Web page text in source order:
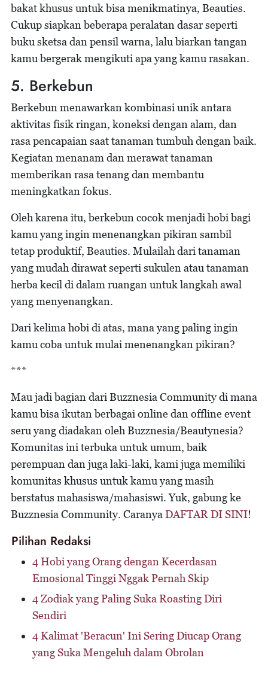
bakat khusus untuk bisa menikmatinya, Beauties.
Cukup siapkan beberapa peralatan dasar seperti
buku sketsa dan pensil warna, lalu biarkan tangan
kamu bergerak mengikuti apa yang kamu rasakan.
5. Berkebun
Berkebun menawarkan kombinasi unik antara
aktivitas fisik ringan, koneksi dengan alam, dan
rasa pencapaian saat tanaman tumbuh dengan baik.
Kegiatan menanam dan merawat tanaman
memberikan rasa tenang dan membantu
meningkatkan fokus.
Oleh karena itu, berkebun cocok menjadi hobi bagi
kamu yang ingin menenangkan pikiran sambil
tetap produktif, Beauties. Mulailah dari tanaman
yang mudah dirawat seperti sukulen atau tanaman
herba kecil di dalam ruangan untuk langkah awal
yang menyenangkan.
Dari kelima hobi di atas, mana yang paling ingin
kamu coba untuk mulai menenangkan pikiran?
***
Mau jadi bagian dari Buzznesia Community di mana
kamu bisa ikutan berbagai online dan offline event
seru yang diadakan oleh Buzznesia/Beautynesia?
Komunitas ini terbuka untuk umum, baik
perempuan dan juga laki-laki, kami juga memiliki
komunitas khusus untuk kamu yang masih
berstatus mahasiswa/mahasiswi. Yuk, gabung ke
Buzznesia Community. Caranya DAFTAR DI SINI!
Pilihan Redaksi
4 Hobi yang Orang dengan Kecerdasan
Emosional Tinggi Nggak Pernah Skip
4 Zodiak yang Paling Suka Roasting Diri
Sendiri
4 Kalimat 'Beracun' Ini Sering Diucap Orang
yang Suka Mengeluh dalam Obrolan